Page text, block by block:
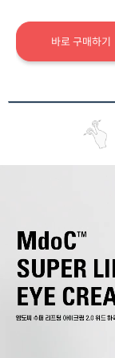
바로 구매하기